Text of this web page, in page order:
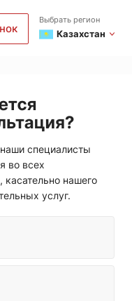
Выбрать регион
Казахстан
специалисты
во всех
нашего
услуг.